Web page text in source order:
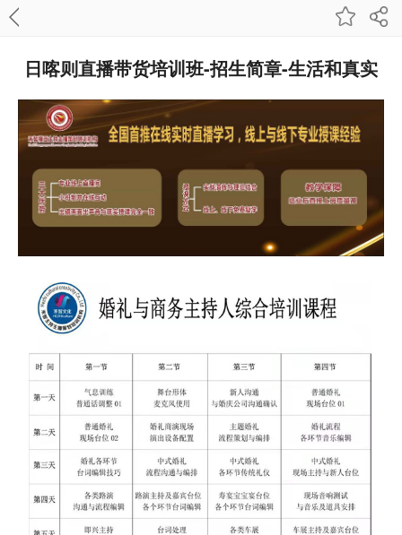
日喀则直播带货培训班-招生简章-生活和真实